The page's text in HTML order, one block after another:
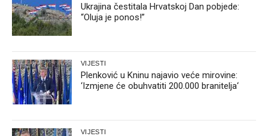
Ukrajina čestitala Hrvatskoj Dan pobjede:
“Oluja je ponos!”
VIJESTI
Plenković u Kninu najavio veće mirovine:
‘Izmjene će obuhvatiti 200.000 branitelja‘
VIJESTI